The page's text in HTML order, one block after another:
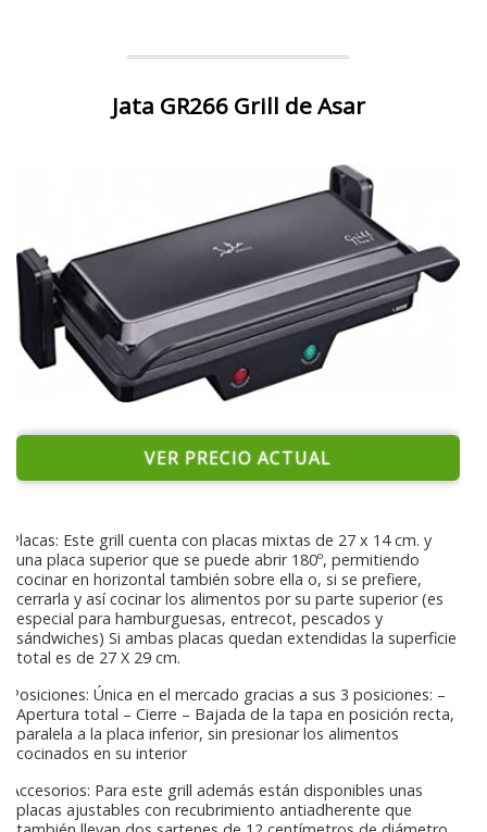
Jata GR266 Grill de Asar
VER PRECIO ACTUAL
Placas: Este grill cuenta con placas mixtas de 27 x 14 cm. y
una placa superior que se puede abrir 180º, permitiendo
cocinar en horizontal también sobre ella o, si se prefiere,
cerrarla y así cocinar los alimentos por su parte superior (es
especial para hamburguesas, entrecot, pescados y
sándwiches) Si ambas placas quedan extendidas la superficie
total es de 27 X 29 cm.
Posiciones: Única en el mercado gracias a sus 3 posiciones: –
Apertura total – Cierre – Bajada de la tapa en posición recta,
paralela a la placa inferior, sin presionar los alimentos
cocinados en su interior
Accesorios: Para este grill además están disponibles unas
placas ajustables con recubrimiento antiadherente que